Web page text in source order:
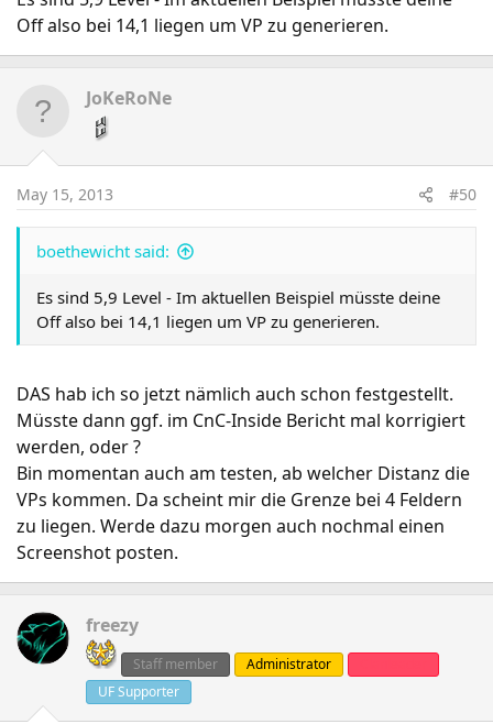
Off also bei 14,1 liegen um VP zu generieren.
JoKeRoNe
May 15, 2013 #50
boethewicht said:
Es sind 5,9 Level - Im aktuellen Beispiel müsste deine
Off also bei 14,1 liegen um VP zu generieren.
DAS hab ich so jetzt nämlich auch schon festgestellt.
Müsste dann ggf. im CnC-Inside Bericht mal korrigiert
werden, oder ?
Bin momentan auch am testen, ab welcher Distanz die
VPs kommen. Da scheint mir die Grenze bei 4 Feldern
zu liegen. Werde dazu morgen auch nochmal einen
Screenshot posten.
freezy
Staff member Administrator
UF Supporter